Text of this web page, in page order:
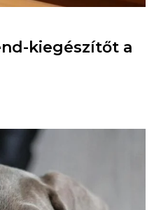
kiegészítőt a